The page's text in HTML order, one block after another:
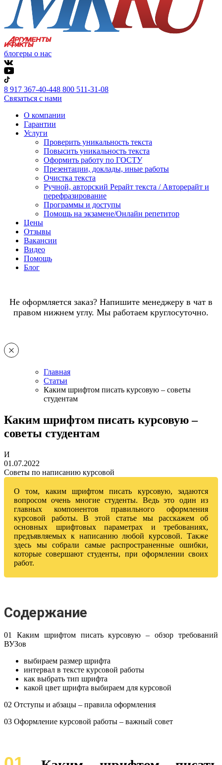
блогеры о нас
8 917 367-40-448 800 511-31-08
Связаться с нами
О компании
Гарантии
Услуги
Проверить уникальность текста
Повысить уникальность текста
Оформить работу по ГОСТУ
Презентации, доклады, иные работы
Очистка текста
Ручной, авторский Рерайт текста / Авторерайт и
перефразирование
Программы и доступы
Помощь на экзамене/Онлайн репетитор
Цены
Отзывы
Вакансии
Видео
Помощь
Блог
Не оформляется заказ? Напишите менеджеру в чат в
правом нижнем углу. Мы работаем круглосуточно.
Главная
Статьи
Каким шрифтом писать курсовую – советы
студентам
Каким шрифтом писать курсовую –
советы студентам
И
01.07.2022
Советы по написанию курсовой
О том, каким шрифтом писать курсовую, задаются
вопросом очень многие студенты. Ведь это один из
главных компонентов правильного оформления
курсовой работы. В этой статье мы расскажем об
основных шрифтовых параметрах и требованиях,
предъявляемых к написанию любой курсовой. Также
здесь мы собрали самые распространенные ошибки,
которые совершают студенты, при оформлении своих
работ.
Содержание
01 Каким шрифтом писать курсовую – обзор требований
ВУЗов
выбираем размер шрифта
интервал в тексте курсовой работы
как выбрать тип шрифта
какой цвет шрифта выбираем для курсовой
02 Отступы и абзацы – правила оформления
03 Оформление курсовой работы – важный совет